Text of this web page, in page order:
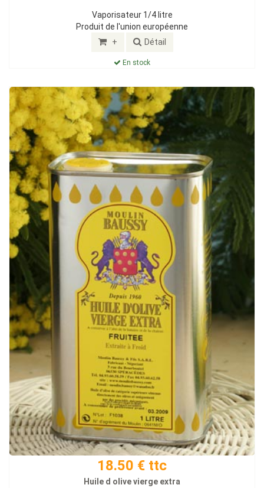
Vaporisateur 1/4 litre
Produit de l'union européenne
+ Détail
En stock
18.50 € ttc
Huile d olive vierge extra